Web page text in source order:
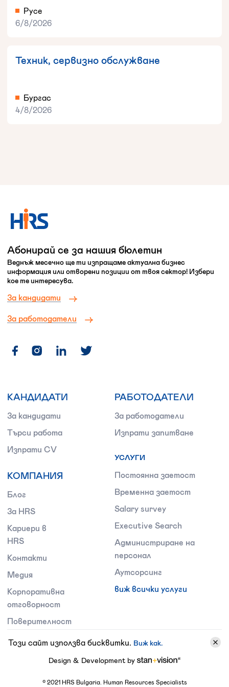
Този сайт използва бисквитки. Виж как.
Русе
6/8/2026
Техник, сервизно обслужване
Бургас
4/8/2026
Абонирай се за нашия бюлетин
Веднъж месечно ще ти изпращаме актуална бизнес
информация или отворени позиции от твоя сектор! Избери
кое те интересува.
За кандидати
За работодатели
КАНДИДАТИ
За кандидати
Търси работа
Изпрати CV
КОМПАНИЯ
Блог
За HRS
Кариери в
HRS
Контакти
Медия
Корпоративна
отговорност
Поверителност
РАБОТОДАТЕЛИ
За работодатели
Изпрати запитване
УСЛУГИ
Постоянна заетост
Временна заетост
Salary survey
Executive Search
Администриране на
персонал
Аутсорсинг
виж всички услуги
Design & Development by
© 2021HRS Bulgaria. Human Resources Specialists